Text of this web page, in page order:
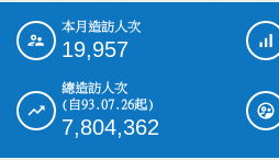
::: 本月造訪人次
19,957
總造訪人次
(自93.07.26起)
7,804,362